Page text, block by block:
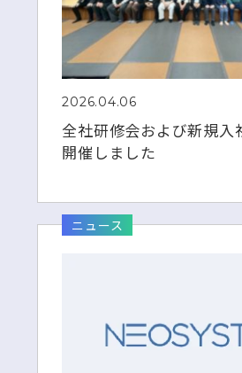
2026.04.06
全社研修会および新規入
開催しました
ニュース